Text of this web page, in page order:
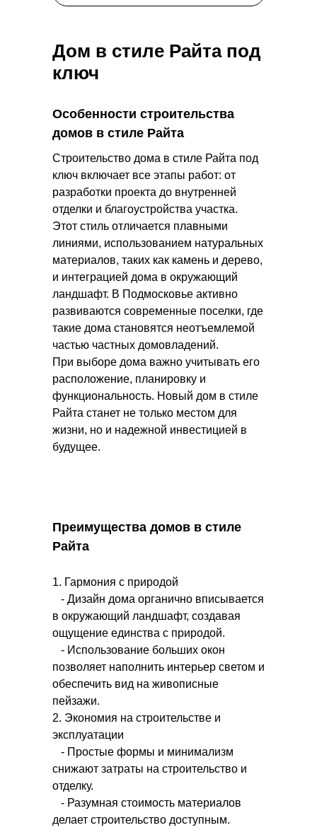
Дом в стиле Райта под
ключ
Преимущества домов в стиле
Райта
1. Гармония с природой
- Дизайн дома органично вписывается
в окружающий ландшафт, создавая
ощущение единства с природой.
- Использование больших окон
позволяет наполнить интерьер светом и
обеспечить вид на живописные
пейзажи.
2. Экономия на строительстве и
эксплуатации
- Простые формы и минимализм
снижают затраты на строительство и
отделку.
- Разумная стоимость материалов
делает строительство доступным.
Строительство дома в стиле Райта под
ключ включает все этапы работ: от
разработки проекта до внутренней
отделки и благоустройства участка.
Этот стиль отличается плавными
линиями, использованием натуральных
материалов, таких как камень и дерево,
и интеграцией дома в окружающий
ландшафт. В Подмосковье активно
развиваются современные поселки, где
такие дома становятся неотъемлемой
частью частных домовладений.
При выборе дома важно учитывать его
расположение, планировку и
функциональность. Новый дом в стиле
Райта станет не только местом для
жизни, но и надежной инвестицией в
будущее.
Особенности строительства
домов в стиле Райта